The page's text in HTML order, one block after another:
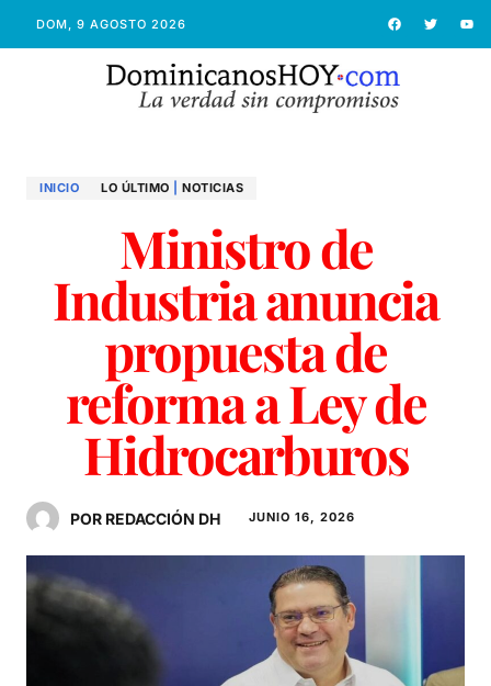
DOM, 9 AGOSTO 2026
INICIO LO ÚLTIMO NOTICIAS
Ministro de
Industria anuncia
propuesta de
reforma a Ley de
Hidrocarburos
POR REDACCIÓN DH JUNIO 16, 2026